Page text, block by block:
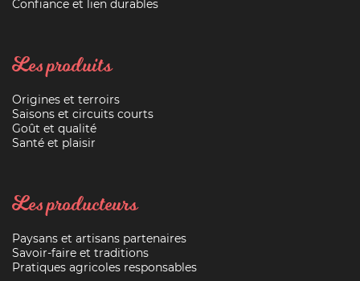
Confiance et lien durables
Les produits
Origines et terroirs
Saisons et circuits courts
Goût et qualité
Santé et plaisir
Les producteurs
Paysans et artisans partenaires
Savoir-faire et traditions
Pratiques agricoles responsables